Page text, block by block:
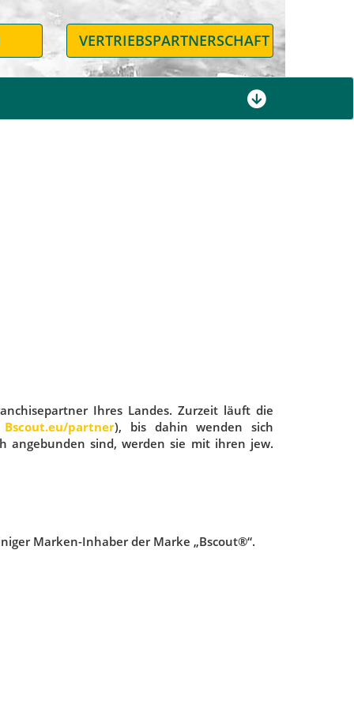
VERTRIEBSPARTNERSCHAFT
Ihres Landes. Zurzeit läuft die
Bscout.eu/partner), bis dahin wenden sich
angebunden sind, werden sie mit ihren jew.
Marken-Inhaber der Marke „Bscout®“.